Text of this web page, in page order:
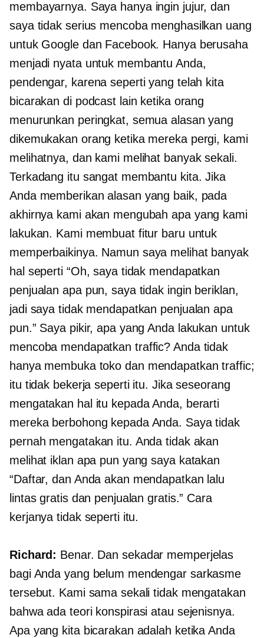
membayarnya. Saya hanya ingin jujur, dan
saya tidak serius mencoba menghasilkan uang
untuk Google dan Facebook. Hanya berusaha
menjadi nyata untuk membantu Anda,
pendengar, karena seperti yang telah kita
bicarakan di podcast lain ketika orang
menurunkan peringkat, semua alasan yang
dikemukakan orang ketika mereka pergi, kami
melihatnya, dan kami melihat banyak sekali.
Terkadang itu sangat membantu kita. Jika
Anda memberikan alasan yang baik, pada
akhirnya kami akan mengubah apa yang kami
lakukan. Kami membuat fitur baru untuk
memperbaikinya. Namun saya melihat banyak
hal seperti “Oh, saya tidak mendapatkan
penjualan apa pun, saya tidak ingin beriklan,
jadi saya tidak mendapatkan penjualan apa
pun.” Saya pikir, apa yang Anda lakukan untuk
mencoba mendapatkan traffic? Anda tidak
hanya membuka toko dan mendapatkan traffic;
itu tidak bekerja seperti itu. Jika seseorang
mengatakan hal itu kepada Anda, berarti
mereka berbohong kepada Anda. Saya tidak
pernah mengatakan itu. Anda tidak akan
melihat iklan apa pun yang saya katakan
“Daftar, dan Anda akan mendapatkan lalu
lintas gratis dan penjualan gratis.” Cara
kerjanya tidak seperti itu.
Richard: Benar. Dan sekadar memperjelas
bagi Anda yang belum mendengar sarkasme
tersebut. Kami sama sekali tidak mengatakan
bahwa ada teori konspirasi atau sejenisnya.
Apa yang kita bicarakan adalah ketika Anda